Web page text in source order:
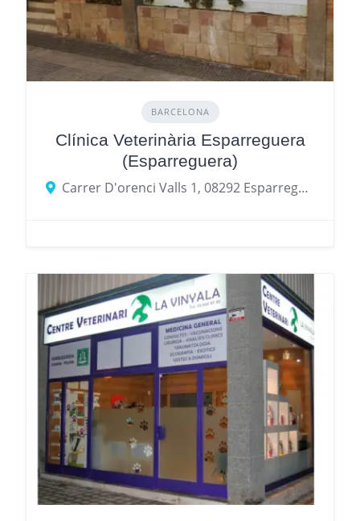
BARCELONA
Clínica Veterinària Esparreguera
(Esparreguera)
Carrer D'orenci Valls 1, 08292 Esparreguera, provincia de Barcelona, España